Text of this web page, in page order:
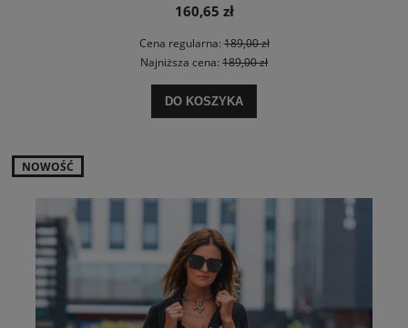
160,65 zł
Cena regularna:189,00 zł
Najniższa cena: 189,00 zł
DO KOSZYKA
NOWOŚĆ